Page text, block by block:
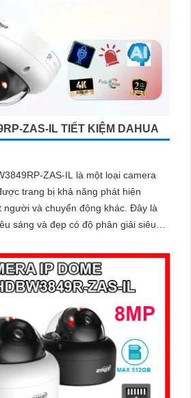
ZAS-IL TIẾT KIỆM DAHUA
ZAS-IL là một loại camera
trang bị khả năng phát hiện
và chuyển động khác. Đây là
sáng và đẹp có độ phân giải siêu